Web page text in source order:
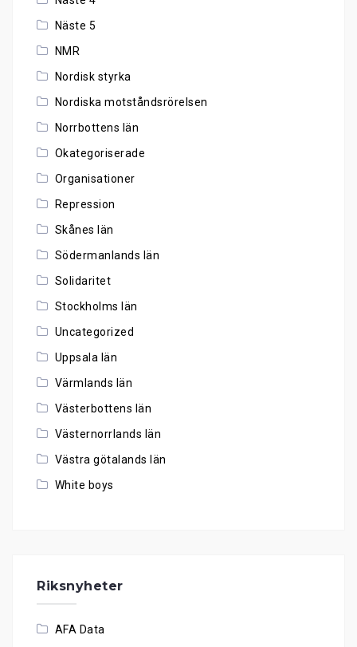
Näste 5
NMR
Nordisk styrka
Nordiska motståndsrörelsen
Norrbottens län
Okategoriserade
Organisationer
Repression
Skånes län
Södermanlands län
Solidaritet
Stockholms län
Uncategorized
Uppsala län
Värmlands län
Västerbottens län
Västernorrlands län
Västra götalands län
White boys
Riksnyheter
AFA Data